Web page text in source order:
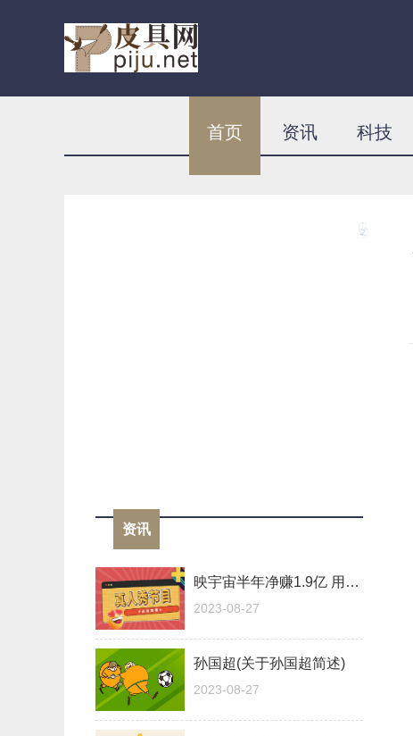
首页 资讯 科技
资讯
映宇宙半年净赚1.9亿 用户2800万 每月平均活跃用户下降5.7%
2023-08-27
孙国超(关于孙国超简述)
2023-08-27